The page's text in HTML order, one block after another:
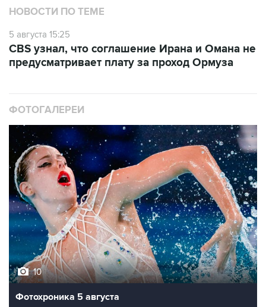
НОВОСТИ ПО ТЕМЕ
5 августа 15:25
CBS узнал, что соглашение Ирана и Омана не
предусматривает плату за проход Ормуза
ФОТОГАЛЕРЕИ
10
Фотохроника 5 августа